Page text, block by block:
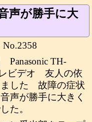
声が勝手に大
No.2358
Panasonic TH-
ビデオ 友人の依
ました 故障の症状
声が勝手に大きく
た。